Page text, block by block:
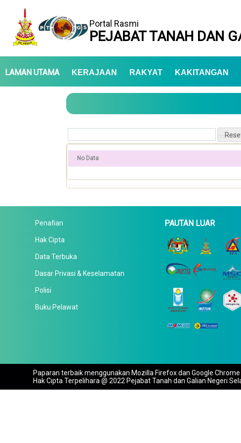
Portal Rasmi
PEJABAT TANAH DAN
LAMAN UTAMA KERAJAAN RAKYAT KAKITANGAN
No Data
Penafian
Hak Cipta
Data Terbuka
Dasar Privasi & Keselamatan
Polisi
Buku Pelawat
PAUTAN LUAR
Paparan terbaik menggunakan Mozilla Firefox dan Google
Hak Cipta Terpelihara @ 2022 Pejabat Tanah dan Galian Negeri